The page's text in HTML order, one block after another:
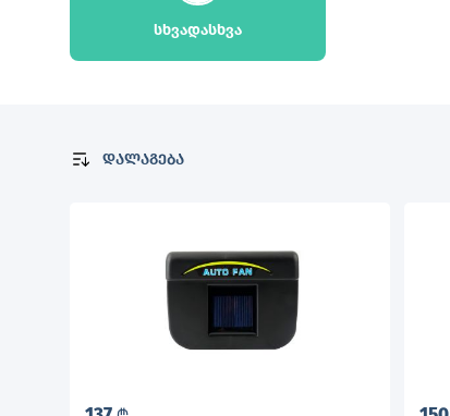
სხვადასხვა
დალაგება